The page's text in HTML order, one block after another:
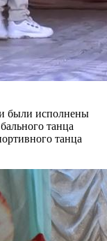
были исполнены
танца
танца